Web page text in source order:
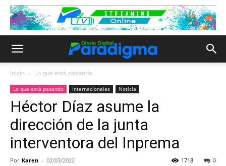
Inicio Lo que está pasando
Lo que está pasando Internacionales Noticia
Héctor Díaz asume la
dirección de la junta
interventora del Inprema
Por Karen - 02/03/2022 0
1718